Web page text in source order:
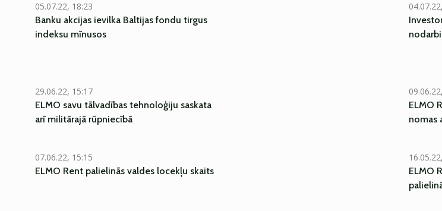
05.07.22, 18:23
Banku akcijas ievilka Baltijas fondu tirgus
indeksu mīnusos
29.06.22, 15:17
ELMO savu tālvadības tehnoloģiju saskata
arī militārajā rūpniecībā
ELMO
nomas
07.06.22, 15:15
ELMO Rent palielinās valdes locekļu skaits
ELMO